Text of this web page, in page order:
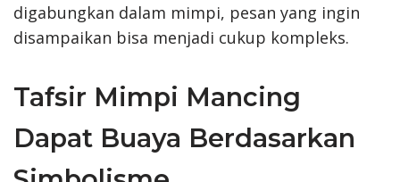
digabungkan dalam mimpi, pesan yang ingin
disampaikan bisa menjadi cukup kompleks.
Tafsir Mimpi Mancing
Dapat Buaya Berdasarkan